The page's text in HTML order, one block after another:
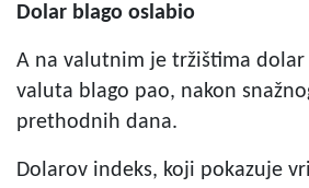
Dolar blago oslabio
A na valutnim je tržištima dolar
valuta blago pao, nakon
prethodnih dana.
Dolarov indeks, koji pokazuje